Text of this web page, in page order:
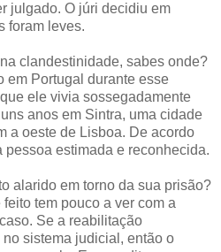
julgado. O júri decidiu em
foram leves.
clandestinidade, sabes onde?
em Portugal durante esse
ele vivia sossegadamente
anos em Sintra, uma cidade
a oeste de Lisboa. De acordo
pessoa estimada e reconhecida.
alarido em torno da sua prisão?
tem pouco a ver com a
Se a reabilitação
sistema judicial, então o